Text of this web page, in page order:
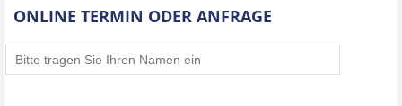
ONLINE TERMIN ODER ANFRAGE